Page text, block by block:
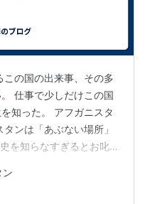
この国の出来事、その多
仕事で少しだけこの国
知った。 アフガニスタ
ンは「あぶない場所」
を知らなすぎるとお叱
皇室点描］遠のくアフ
アンの月ほのあかく石
ン